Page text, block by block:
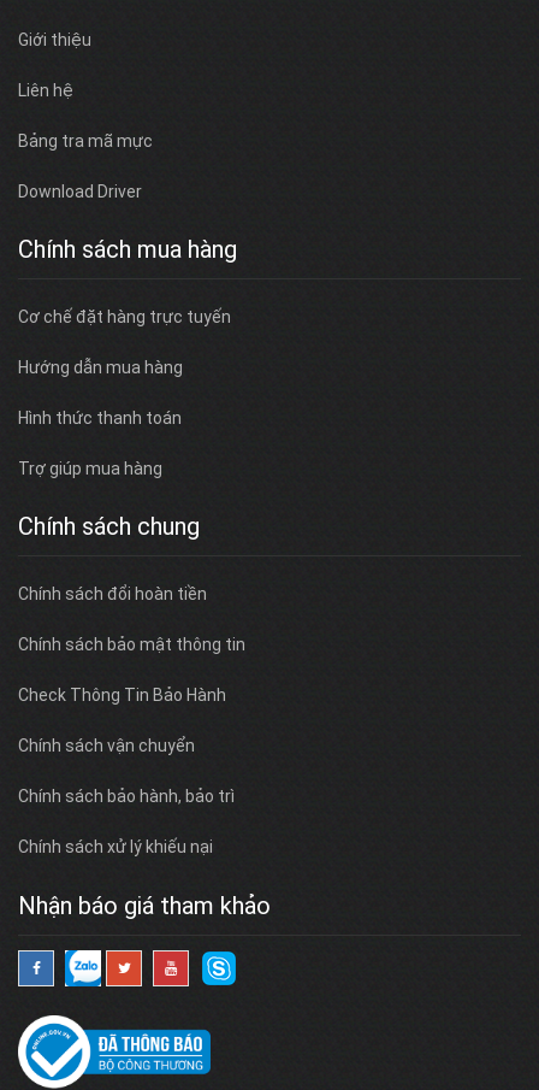
Giới thiệu
Liên hệ
Bảng tra mã mực
Download Driver
Chính sách mua hàng
Cơ chế đặt hàng trực tuyến
Hướng dẫn mua hàng
Hình thức thanh toán
Trợ giúp mua hàng
Chính sách chung
Chính sách đổi hoàn tiền
Chính sách bảo mật thông tin
Check Thông Tin Bảo Hành
Chính sách vận chuyển
Chính sách bảo hành, bảo trì
Chính sách xử lý khiếu nại
Nhận báo giá tham khảo